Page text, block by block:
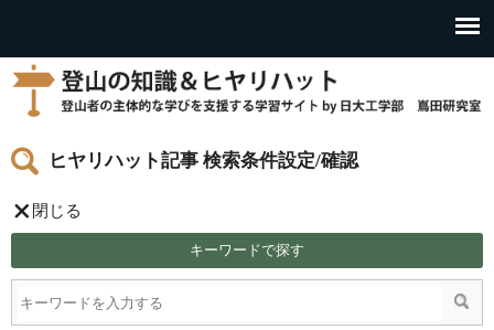
ヒヤリハット記事 検索条件設定/確認
閉じる
キーワードで探す